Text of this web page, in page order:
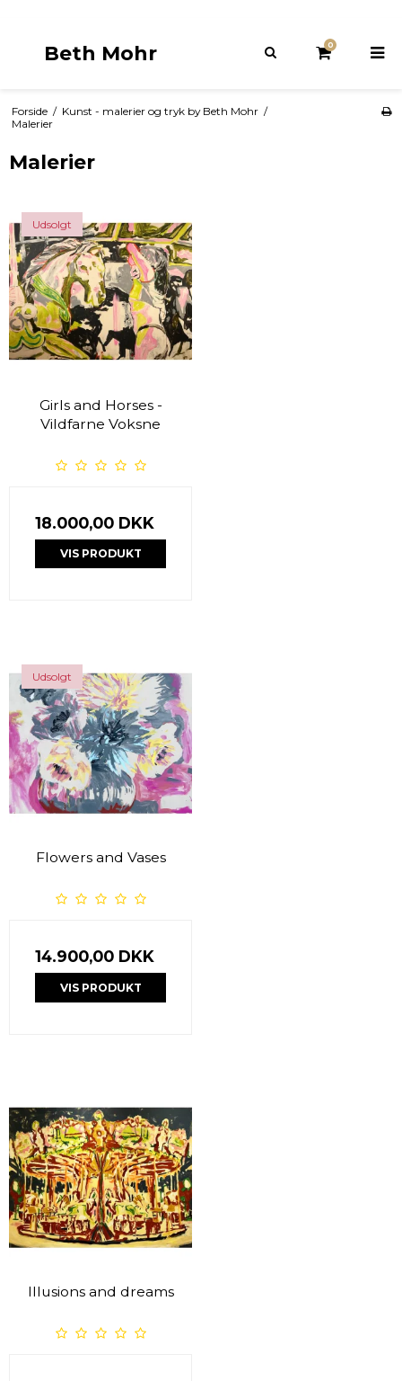
Beth Mohr 0
Forside / Kunst - malerier og tryk by Beth Mohr /
Malerier
Malerier
Udsolgt
Girls and Horses -
Vildfarne Voksne
18.000,00 DKK
VIS PRODUKT
Udsolgt
Flowers and Vases
14.900,00 DKK
VIS PRODUKT
Illusions and dreams